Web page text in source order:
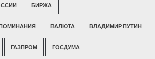
БИРЖА
ВАЛЮТА ВЛАДИМИР ПУТИН
ГАЗПРОМ ГОСДУМА